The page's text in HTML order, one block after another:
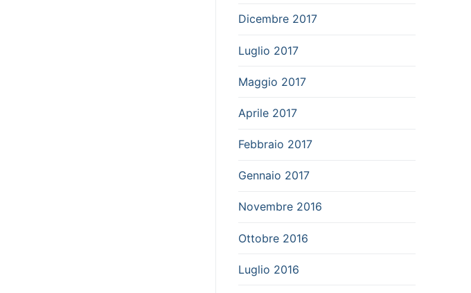
Dicembre 2017
Luglio 2017
Maggio 2017
Aprile 2017
Febbraio 2017
Gennaio 2017
Novembre 2016
Ottobre 2016
Luglio 2016